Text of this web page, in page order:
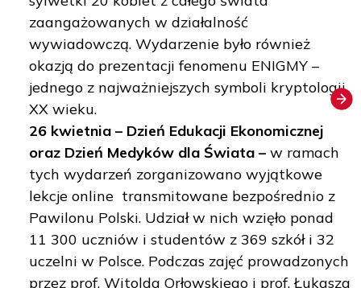
zaangażowanych w działalność
wywiadowczą. Wydarzenie było również
okazją do prezentacji fenomenu ENIGMY –
jednego z najważniejszych symboli kryptologii
XX wieku.
26 kwietnia – Dzień Edukacji Ekonomicznej
oraz Dzień Medyków dla Świata – w ramach
tych wydarzeń zorganizowano wyjątkowe
lekcje online transmitowane bezpośrednio z
Pawilonu Polski. Udział w nich wzięło ponad
11 300 uczniów i studentów z 369 szkół i 32
uczelni w Polsce. Podczas zajęć prowadzonych
przez prof. Witolda Orłowskiego i prof. Łukasza